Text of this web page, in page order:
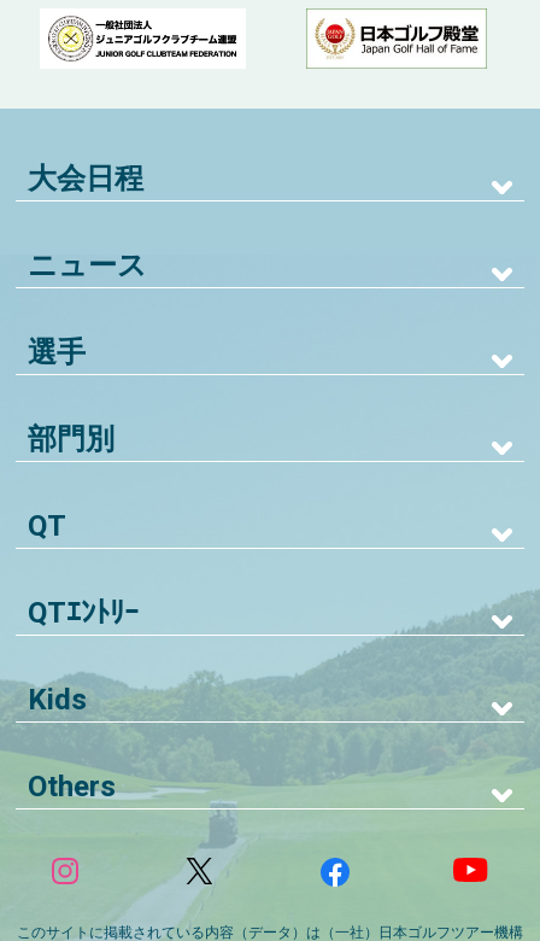
大会日程
ニュース
選手
部門別
QT
QTｴﾝﾄﾘｰ
Kids
Others
このサイトに掲載されている内容（データ）は（一社）日本ゴルフツアー機構